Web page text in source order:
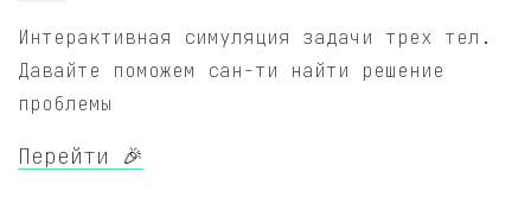
Интерактивная симуляция задачи трех тел.
Давайте поможем сан-ти найти решение
проблемы
Перейти 🎉